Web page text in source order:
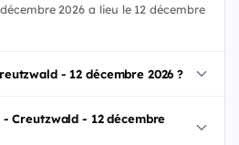
2026 a lieu le 12 décembre
- 12 décembre 2026 ?
Creutzwald - 12 décembre